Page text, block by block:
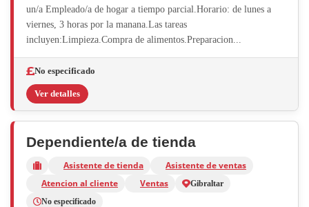
un/a Empleado/a de hogar a tiempo parcial.Horario: de lunes a
viernes, 3 horas por la manana.Las tareas
incluyen:Limpieza.Compra de alimentos.Preparacion...
No especificado
Ver detalles
Dependiente/a de tienda
Asistente de tienda
Asistente de ventas
Atencion al cliente
Ventas
Gibraltar
No especificado